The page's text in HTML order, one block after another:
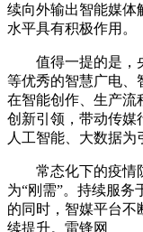
续向外输出智能媒体
水平具有积极作用。
值得一提的是，央
等优秀的智慧广电、
在智能创作、生产流
创新引领，带动传媒
人工智能、大数据为
常态化下的疫情防
为“刚需”。持续服务
的同时，智媒平台不
续提升。雷锋网